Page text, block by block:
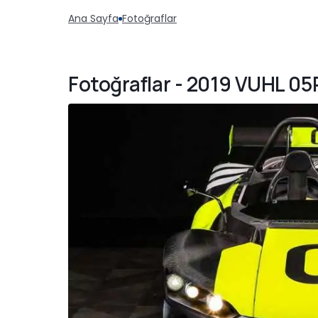
Ana Sayfa Fotoğraflar
Fotoğraflar - 2019 VUHL